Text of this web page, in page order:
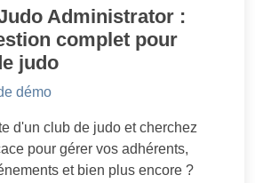
Administrator :
complet pour
judo
démo
d'un club de judo et cherchez
pour gérer vos adhérents,
et bien plus encore ?